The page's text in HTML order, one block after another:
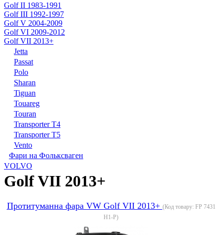
Golf II 1983-1991
Golf III 1992-1997
Golf V 2004-2009
Golf VI 2009-2012
Golf VII 2013+
Jetta
Passat
Polo
Sharan
Tiguan
Touareg
Touran
Transporter T4
Transporter T5
Vento
Фари на Фольксваген
VOLVO
Golf VII 2013+
Протитуманна фара VW Golf VII 2013+ (Код товару: FP 7431
H1-P)